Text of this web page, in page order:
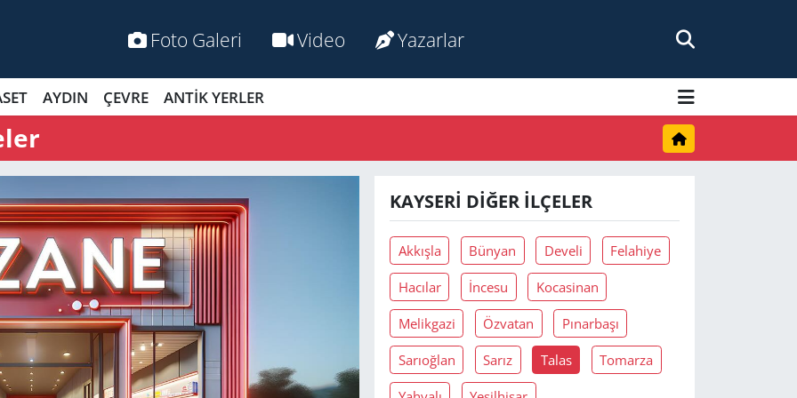
Foto Galeri Video Yazarlar
AYDIN ÇEVRE ANTİK YERLER
KAYSERI DIĞER İLÇELER
Akkışla Bünyan Develi Felahiye
Hacılar İncesu Kocasinan
Melikgazi Özvatan Pınarbaşı
Sarıoğlan Sarız Talas Tomarza